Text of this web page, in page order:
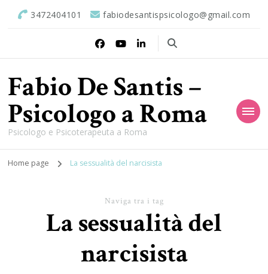
3472404101 fabiodesantispsicologo@gmail.com
Fabio De Santis –
Psicologo a Roma
Psicologo e Psicoterapeuta a Roma
Home page La sessualità del narcisista
Naviga tra i tag
La sessualità del
narcisista